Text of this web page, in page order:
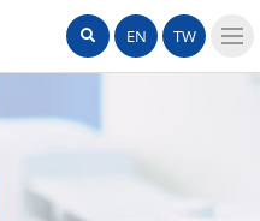
網
EN TW
Search